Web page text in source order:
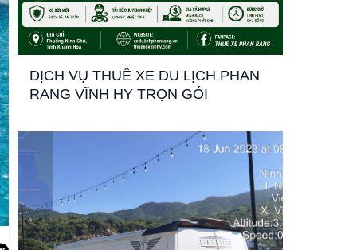
DỊCH VỤ THUÊ XE DU LỊCH PHAN
RANG VĨNH HY TRỌN GÓI